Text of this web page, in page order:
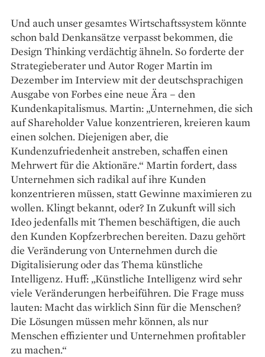
Und auch unser gesamtes Wirtschaftssystem könnte
schon bald Denkansätze verpasst bekommen, die
Design Thinking verdächtig ähneln. So forderte der
Strategieberater und Autor Roger Martin im
Dezember im Interview mit der deutschsprachigen
Ausgabe von Forbes eine neue Ära – den
Kundenkapitalismus. Martin: „Unternehmen, die sich
auf Shareholder Value konzentrieren, kreieren kaum
einen solchen. Diejenigen aber, die
Kundenzufriedenheit anstreben, schaffen einen
Mehrwert für die Aktionäre.“ Martin fordert, dass
Unternehmen sich radikal auf ihre Kunden
konzentrieren müssen, statt Gewinne maximieren zu
wollen. Klingt bekannt, oder? In Zukunft will sich
Ideo jedenfalls mit Themen beschäftigen, die auch
den Kunden ­Kopfzerbrechen bereiten. Dazu gehört
die Veränderung von Unternehmen durch die
Digitalisierung oder das Thema künstliche
Intelligenz. Huff: „Künstliche Intelligenz wird sehr
viele Veränderungen herbeiführen. Die Frage muss
lauten: Macht das wirklich Sinn für die Menschen?
Die Lösungen müssen mehr können, als nur
Menschen effizienter und Unternehmen profitabler
zu machen.“